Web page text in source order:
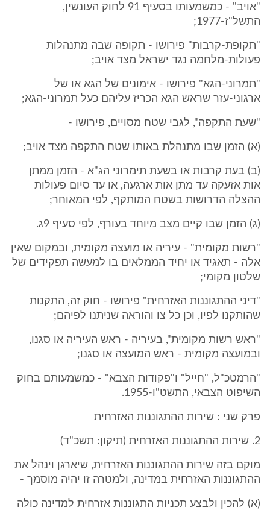
"אויב" - כמשמעותו בסעיף 91 לחוק העונשין,
התשל"ז-1977;
"תקופת-קרבות" פירושו - תקופה שבה מתנהלות
פעולות-מלחמה נגד ישראל מצד אויב;
"תמרוני-הגא" פירושו - אימונים של הגא או של
ארגוני-עזר שראש הגא הכריז עליהם כעל תמרוני-הגא;
"שעת התקפה", לגבי שטח מסויים, פירושו -
(א) הזמן שבו מתנהלת באותו שטח התקפה מצד אויב;
(ב) בעת קרבות או בשעת תימרוני הג"א - הזמן ממתן
אות אזעקה עד מתן אות ארגעה, או עד סיום פעולות
ההצלה הדרושות בשטח המותקף, לפי המאוחר;
(ג) הזמן שבו קיים מצב מיוחד בעורף, לפי סעיף 9ג.
"רשות מקומית" - עיריה או מועצה מקומית, ובמקום שאין
אלה - תאגיד או יחיד הממלאים בו למעשה תפקידים של
שלטון מקומי;
"דיני ההתגוננות האזרחית" פירושו - חוק זה, התקנות
שהותקנו לפיו, וכן כל צו והוראה שניתנו לפיהם;
"ראש רשות מקומית", בעיריה - ראש העיריה או סגנו,
ובמועצה מקומית - ראש המועצה או סגנו;
"הרמטכ"ל, "חייל" ו"פקודות הצבא" - כמשמעותם בחוק
השיפוט הצבאי, התשט"ו-1955.
פרק שני : שירות ההתגוננות האזרחית
2. שירות ההתגוננות האזרחית (תיקון: תשכ"ד)
מוקם בזה שירות ההתגוננות האזרחית, שיארגן וינהל את
ההתגוננות האזרחית במדינה, ולמטרה זו יהיה מוסמך -
(א) להכין ולבצע תכניות התגוננות אזרחית למדינה כולה